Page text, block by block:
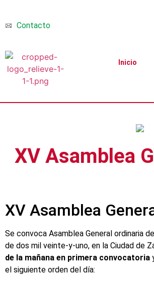
Contacto
Inicio
XV Asamblea
XV Asamblea
Se convoca Asamblea General ordinaria
de dos mil veinte-y-uno, en la Ciudad de
de la mañana en primera convocatoria
el siguiente orden del día: